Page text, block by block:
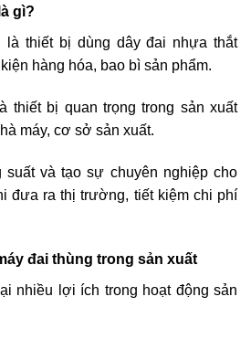
gì?
là thiết bị dùng dây đai nhựa thắt
hàng hóa, bao bì sản phẩm.
thiết bị quan trọng trong sản xuất
máy, cơ sở sản xuất.
suất và tạo sự chuyên nghiệp cho
đưa ra thị trường, tiết kiệm chi phí
đai thùng trong sản xuất
nhiều lợi ích trong hoạt động sản